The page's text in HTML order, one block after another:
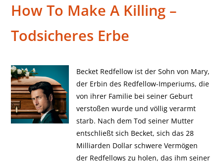
How To Make A Killing –
Todsicheres Erbe
Becket Redfellow ist der Sohn von Mary,
der Erbin des Redfellow-Imperiums, die
von ihrer Familie bei seiner Geburt
verstoßen wurde und völlig verarmt
starb. Nach dem Tod seiner Mutter
entschließt sich Becket, sich das 28
Milliarden Dollar schwere Vermögen
der Redfellows zu holen, das ihm seiner